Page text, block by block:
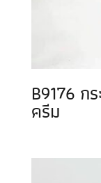
B9176 ก
ครีม